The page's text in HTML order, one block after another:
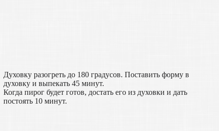
Духовку разогреть до 180 градусов. Поставить форму в
духовку и выпекать 45 минут.
Когда пирог будет готов, достать его из духовки и дать
постоять 10 минут.